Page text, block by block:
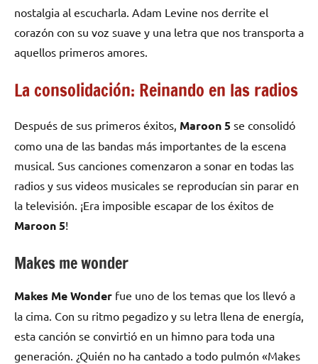
nostalgia al escucharla. Adam Levine nos derrite el
corazón con su voz suave y una letra que nos transporta a
aquellos primeros amores.
La consolidación: Reinando en las radios
Después de sus primeros éxitos, Maroon 5 se consolidó
como una de las bandas más importantes de la escena
musical. Sus canciones comenzaron a sonar en todas las
radios y sus videos musicales se reproducían sin parar en
la televisión. ¡Era imposible escapar de los éxitos de
Maroon 5!
Makes me wonder
Makes Me Wonder fue uno de los temas que los llevó a
la cima. Con su ritmo pegadizo y su letra llena de energía,
esta canción se convirtió en un himno para toda una
generación. ¿Quién no ha cantado a todo pulmón «Makes